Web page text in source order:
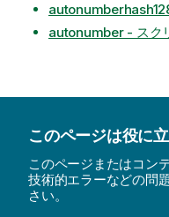
autonumber - スク
このページは役に
このページまたはコン
技術的エラーなどの問
さい。